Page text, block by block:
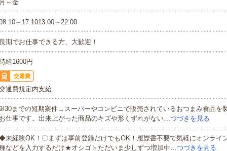
～金
～17:1013:00～22:00
期でお仕事できる方、大歓迎！
給1600円
交通費
通費規定内支給
30までの短期案件→スーパーやコンビニで販売されているおつまみ食品を
仕事です。出来上がった商品のキズや形くずれがない…つづきを見る
未経験OK！〇まずは事前登録だけでもOK！履歴書不要で気軽にオンライ
などを入力するだけ★オシゴトただいま少しずつ増加中…つづきを見る